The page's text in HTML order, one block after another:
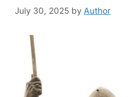
July 30, 2025 by Author